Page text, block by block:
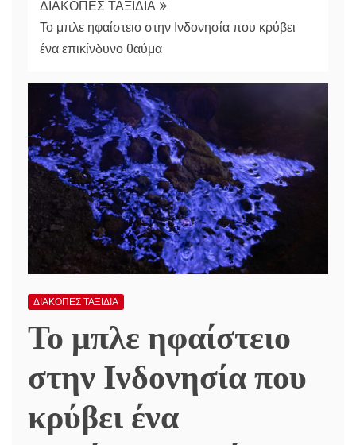
ΔΙΑΚΟΠΕΣ ΤΑΞΙΔΙΑ
Το μπλε ηφαίστειο στην Ινδονησία που κρύβει
ένα επικίνδυνο θαύμα
ΔΙΑΚΟΠΕΣ ΤΑΞΙΔΙΑ
Το μπλε ηφαίστειο
στην Ινδονησία που
κρύβει ένα